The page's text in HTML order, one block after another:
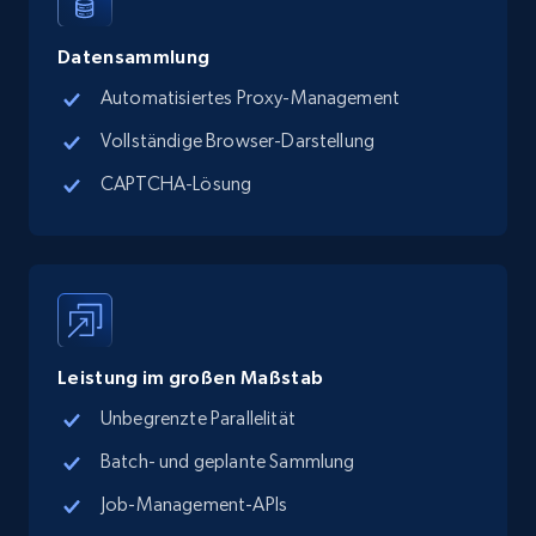
more.
13.3K+ 1.7K+ Gratis testen
Address, Description, Business details, and
more.
13.3K+ 1.7K+ Gratis testen
Google Maps full information - Collect
Datensammlung
Automatisiertes Proxy-Management
Vollständige Browser-Darstellung
CAPTCHA-Lösung
Leistung im großen Maßstab
Unbegrenzte Parallelität
Batch- und geplante Sammlung
Job-Management-APIs